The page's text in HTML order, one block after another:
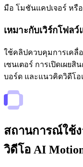
มือ โมชันแคปเจอร์ หรื
เหมาะกับเวิร์กโฟล
ใช้คลิปควบคุมการเค
เซนเตอร์ การเปิดเผย
บอร์ด และแนวคิดวิดีโ
สถานการณ์ใช้ง
วิดีโอ AI